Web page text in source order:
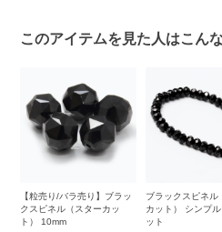
このアイテムを見た人はこん
【粒売り/バラ売り】ブラッ
クスピネル（スターカッ
ト） 10mm
ブラックスピネル
カット） シンプ
ット